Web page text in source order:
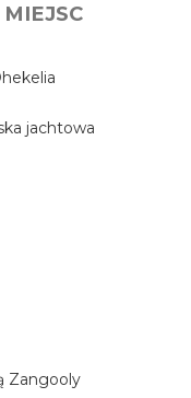
jachtowa
Zangooly